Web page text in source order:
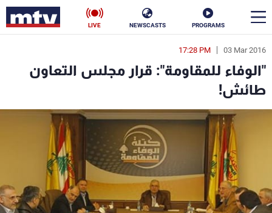
PROGRAMS
NEWSCASTS
LIVE
03 Mar 2016
17:28 PM
"الوفاء للمقاومة": قرار مجلس التعاون
طائش!
en
الأخبار
سياسة ناس
إقتصاد فن
منوعات رياضة
كأس العالم